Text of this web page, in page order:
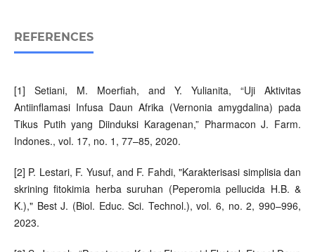
REFERENCES
[1] Setiani, M. Moerfiah, and Y. Yulianita, “Uji Aktivitas
Antiinflamasi Infusa Daun Afrika (Vernonia amygdalina) pada
Tikus Putih yang Diinduksi Karagenan,” Pharmacon J. Farm.
Indones., vol. 17, no. 1, 77–85, 2020.
[2] P. Lestari, F. Yusuf, and F. Fahdi, "Karakterisasi simplisia dan
skrining fitokimia herba suruhan (Peperomia pellucida H.B. &
K.)," Best J. (Biol. Educ. Sci. Technol.), vol. 6, no. 2, 990–996,
2023.